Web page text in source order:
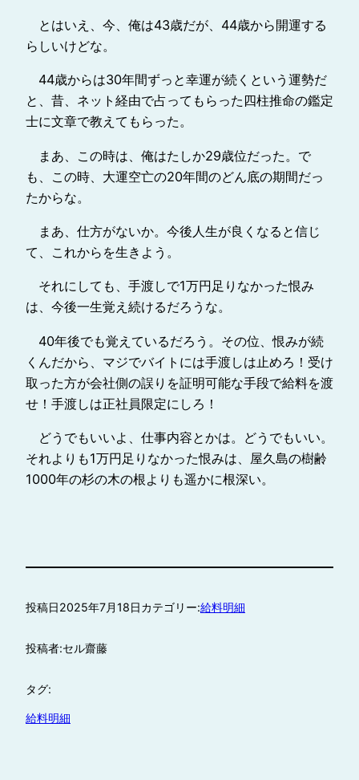
とはいえ、今、俺は43歳だが、44歳から開運する
らしいけどな。
44歳からは30年間ずっと幸運が続くという運勢だ
と、昔、ネット経由で占ってもらった四柱推命の鑑定
士に文章で教えてもらった。
まあ、この時は、俺はたしか29歳位だった。で
も、この時、大運空亡の20年間のどん底の期間だっ
たからな。
まあ、仕方がないか。今後人生が良くなると信じ
て、これからを生きよう。
それにしても、手渡しで1万円足りなかった恨み
は、今後一生覚え続けるだろうな。
40年後でも覚えているだろう。その位、恨みが続
くんだから、マジでバイトには手渡しは止めろ！受け
取った方が会社側の誤りを証明可能な手段で給料を渡
せ！手渡しは正社員限定にしろ！
どうでもいいよ、仕事内容とかは。どうでもいい。
それよりも1万円足りなかった恨みは、屋久島の樹齢
1000年の杉の木の根よりも遥かに根深い。
投稿日2025年7月18日カテゴリー:給料明細
投稿者:セル齋藤
タグ:
給料明細